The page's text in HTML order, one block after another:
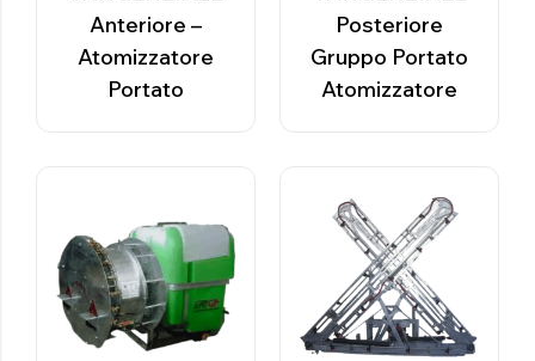
Anteriore –
Atomizzatore
Portato
Posteriore
Gruppo Portato
Atomizzatore